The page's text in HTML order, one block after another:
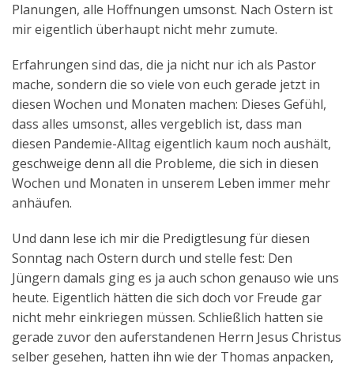
Planungen, alle Hoffnungen umsonst. Nach Ostern ist
mir eigentlich überhaupt nicht mehr zumute.
Erfahrungen sind das, die ja nicht nur ich als Pastor
mache, sondern die so viele von euch gerade jetzt in
diesen Wochen und Monaten machen: Dieses Gefühl,
dass alles umsonst, alles vergeblich ist, dass man
diesen Pandemie-Alltag eigentlich kaum noch aushält,
geschweige denn all die Probleme, die sich in diesen
Wochen und Monaten in unserem Leben immer mehr
anhäufen.
Und dann lese ich mir die Predigtlesung für diesen
Sonntag nach Ostern durch und stelle fest: Den
Jüngern damals ging es ja auch schon genauso wie uns
heute. Eigentlich hätten die sich doch vor Freude gar
nicht mehr einkriegen müssen. Schließlich hatten sie
gerade zuvor den auferstandenen Herrn Jesus Christus
selber gesehen, hatten ihn wie der Thomas anpacken,